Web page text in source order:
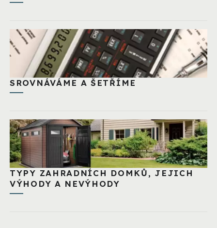
SROVNÁVÁME A ŠETŘÍME
TYPY ZAHRADNÍCH DOMKŮ, JEJICH
VÝHODY A NEVÝHODY